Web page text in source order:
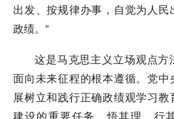
出发、按规律办事，自觉为人民
政绩。”
这是马克思主义立场观点方
面向未来征程的根本遵循。党中
展树立和践行正确政绩观学习教